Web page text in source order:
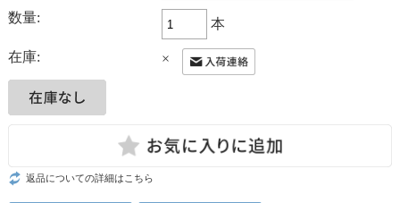
数量: 本
在庫: ×
返品についての詳細はこちら